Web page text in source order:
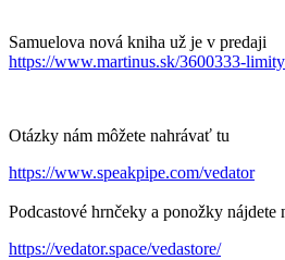
Samuelova nová kniha už je v predaji
https://www.martinus.sk/3600333-
Otázky nám môžete nahrávať tu
https://www.speakpipe.com/vedator
Podcastové hrnčeky a ponožky nájdete
https://vedator.space/vedastore/